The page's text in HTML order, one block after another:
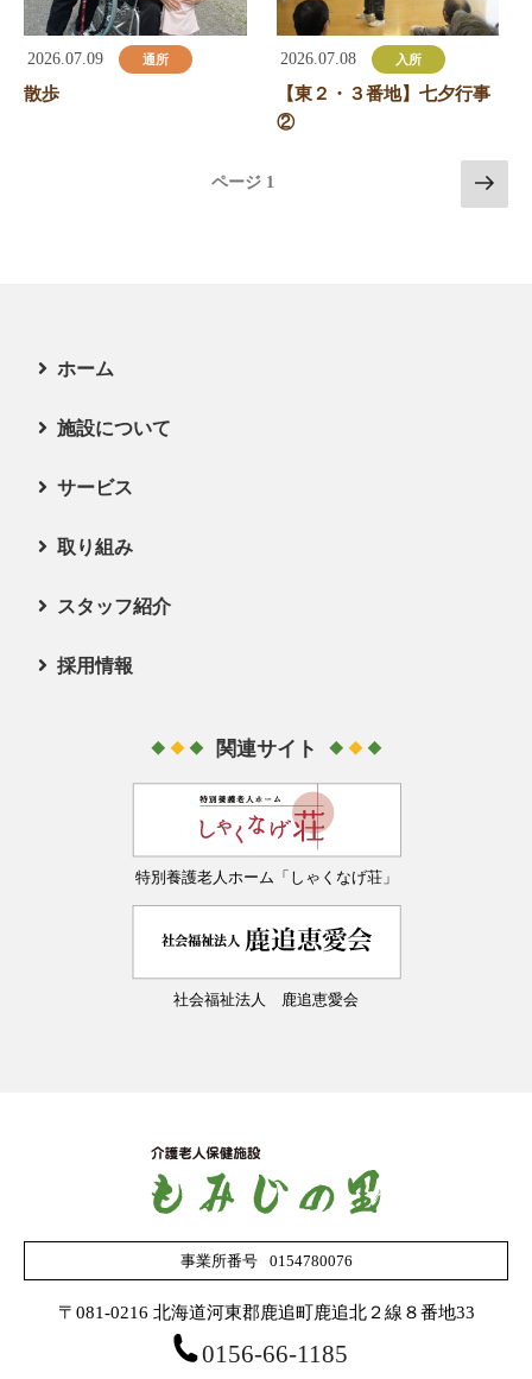
2026.07.09 通所
散歩
2026.07.08 入所
【東２・３番地】七夕行事
②
ページ 1
次
の
ホーム
新着情報
施設について
施設長挨拶
サービス
サービス
取り組み
スタッフ紹介
居宅介護支援係
採用情報
資格取得支援
関連サイト
特別養護老人ホーム「しゃくなげ荘」
社会福祉法人 鹿追恵愛会
事業所番号 0154780076
〒081-0216 北海道河東郡鹿追町鹿追北２線８番地33
0156-66-1185